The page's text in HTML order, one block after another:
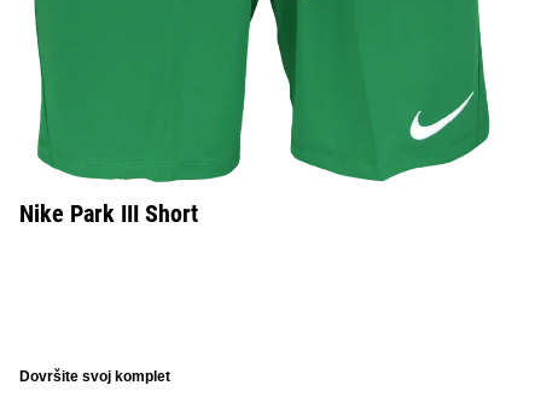
Nike Park III Short
Dovršite svoj komplet